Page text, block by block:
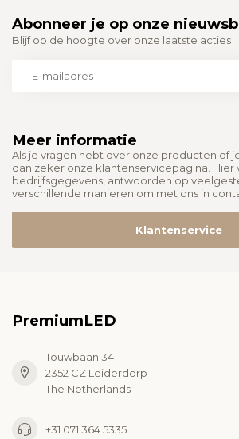
Meer informatie
Als je vragen hebt over onze producten of
dan zeker onze klantenservicepagina. Hier
bedrijfsgegevens, antwoorden op
verschillende manieren om met ons in
Klantenservice
Abonneer je op onze
Blijf op de hoogte over onze laatste acties
PremiumLED
Touwbaan 34
2352 CZ Leiderdorp
The Netherlands
+31 071 364 5335